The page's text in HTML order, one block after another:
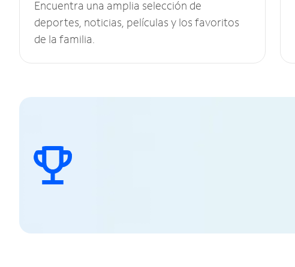
Encuentra una amplia selección de
deportes, noticias, películas y los favoritos
de la familia.